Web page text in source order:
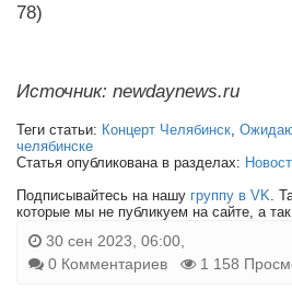
78)
Источник: newdaynews.ru
Теги статьи: Концерт Челябинск
челябинске
Статья опубликована в разделах:
Подписывайтесь на нашу группу в VK .
которые мы не публикуем на сайте, а
30 сен 2023, 06:00,
0 Комментариев
1 158